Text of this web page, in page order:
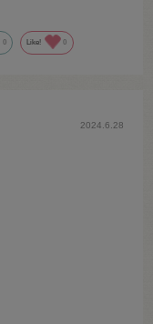
0 Like! 0
2024.6.28